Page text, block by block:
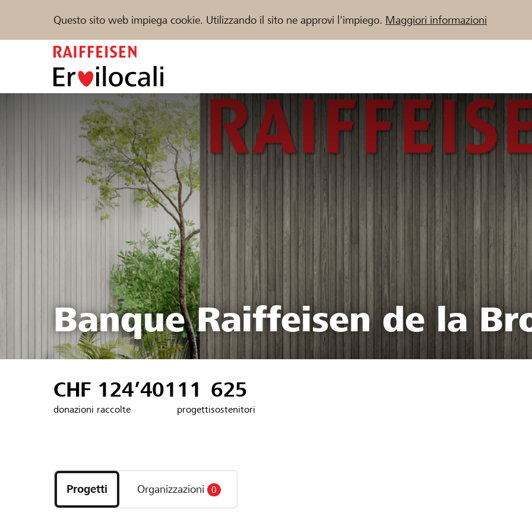
Questo sito web impiega cookie. Utilizzando il sito ne approvi l'impiego. Maggiori informazioni
Sostenere Aiuto & supporto Partner / Banche Raiffeisen
Trova progetti e organizzazioni
IT
Banque Raiffeisen de la
CHF 124’401
donazioni raccolte
11
progetti
625
sostenitori
i
progetti
e
Progetti Organizzazioni 0